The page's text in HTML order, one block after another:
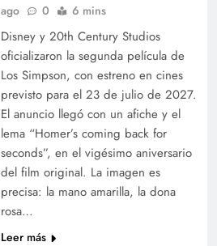
ago
0 6 mins
Disney y 20th Century Studios
oficializaron la segunda película de
Los Simpson, con estreno en cines
previsto para el 23 de julio de 2027.
El anuncio llegó con un afiche y el
lema “Homer’s coming back for
seconds”, en el vigésimo aniversario
del film original. La imagen es
precisa: la mano amarilla, la dona
rosa…
Leer más